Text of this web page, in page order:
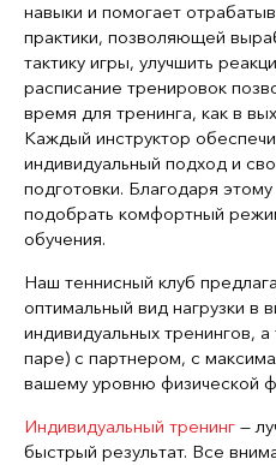
навыки и помогает
практики, позволяющей
тактику игры, улучшить
расписание тренировок
время для тренинга, как в
Каждый инструктор
индивидуальный подход и
подготовки. Благодаря
подобрать комфортный
обучения.
Наш теннисный клуб
оптимальный вид нагрузки в
индивидуальных тренингов,
паре) с партнером, с
вашему уровню физической
Индивидуальный тренинг —
быстрый результат. Все